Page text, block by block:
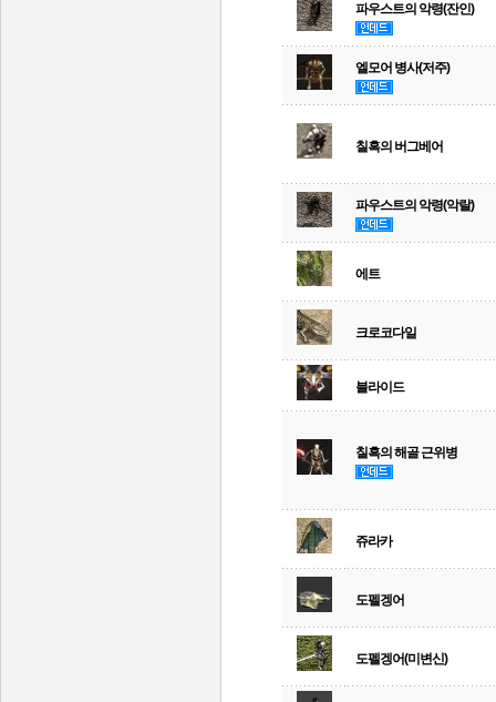
파우스트의 악령(잔인)
엘모어 병사(저주)
칠흑의 버그베어
파우스트의 악령(악랄)
에트
크로코다일
블라이드
칠흑의 해골 근위병
쥬라카
도펠겡어
도펠겡어(미변신)